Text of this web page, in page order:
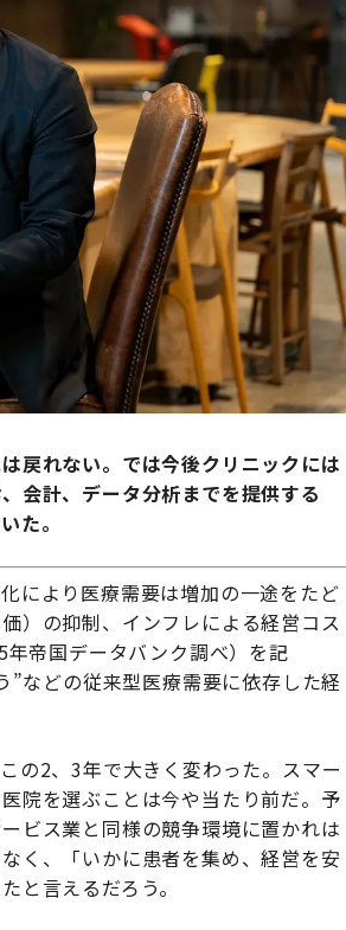
戻れない。では今後クリニックには
会計、データ分析までを提供する
た。
により医療需要は増加の一途をたど
）の抑制、インフレによる経営コス
帝国データバンク調べ）を記
などの従来型医療需要に依存した経
の2、3年で大きく変わった。スマー
院を選ぶことは今や当たり前だ。予
ビス業と同様の競争環境に置かれは
く、「いかに患者を集め、経営を安
と言えるだろう。